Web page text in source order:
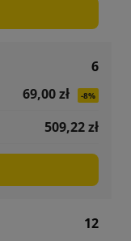
6
69,00 zł
-8%
509,22 zł
12